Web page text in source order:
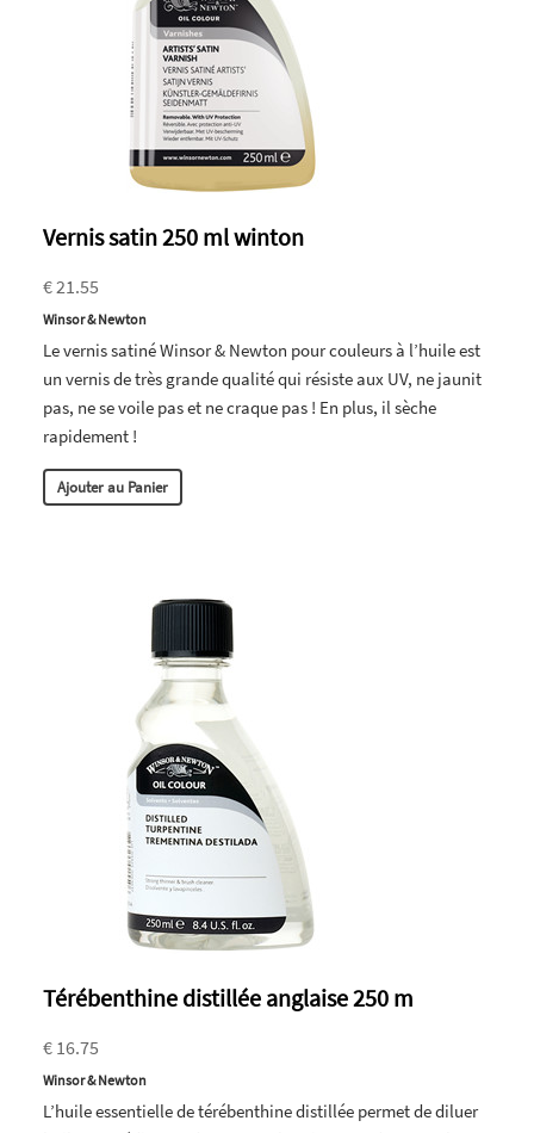
Vernis satin 250 ml winton
€ 21.55
Winsor & Newton
Le vernis satiné Winsor & Newton pour couleurs à l’huile est
un vernis de très grande qualité qui résiste aux UV, ne jaunit
pas, ne se voile pas et ne craque pas ! En plus, il sèche
rapidement !
Ajouter au Panier
Térébenthine distillée anglaise 250 m
€ 16.75
Winsor & Newton
L’huile essentielle de térébenthine distillée permet de diluer